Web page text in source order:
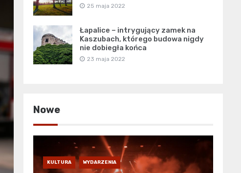
25 maja 2022
Łapalice – intrygujący zamek na
Kaszubach, którego budowa nigdy
nie dobiegła końca
23 maja 2022
Nowe
KULTURA WYDARZENIA